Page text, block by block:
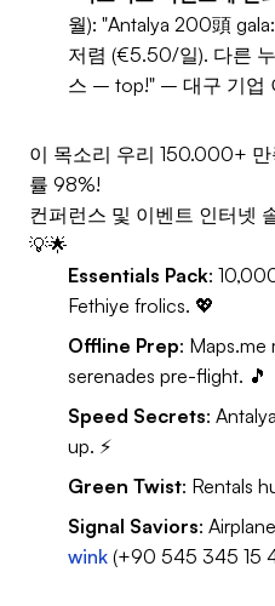
월): "Antalya 200頭
저렴 (€5.50/일). 다른
스 – top!" – 대구 기업
이 목소리 우리 150.000+
률 98%!
컨퍼런스 및 이벤트 인터넷
💡🌟
Essentials Pack:
Fethiye frolics. 💖
Offline Prep: Maps.me
serenades pre-flight. 🎵
Speed Secrets:
up. ⚡
Green Twist: Rentals
Signal Saviors:
wink (+90 545 345 15